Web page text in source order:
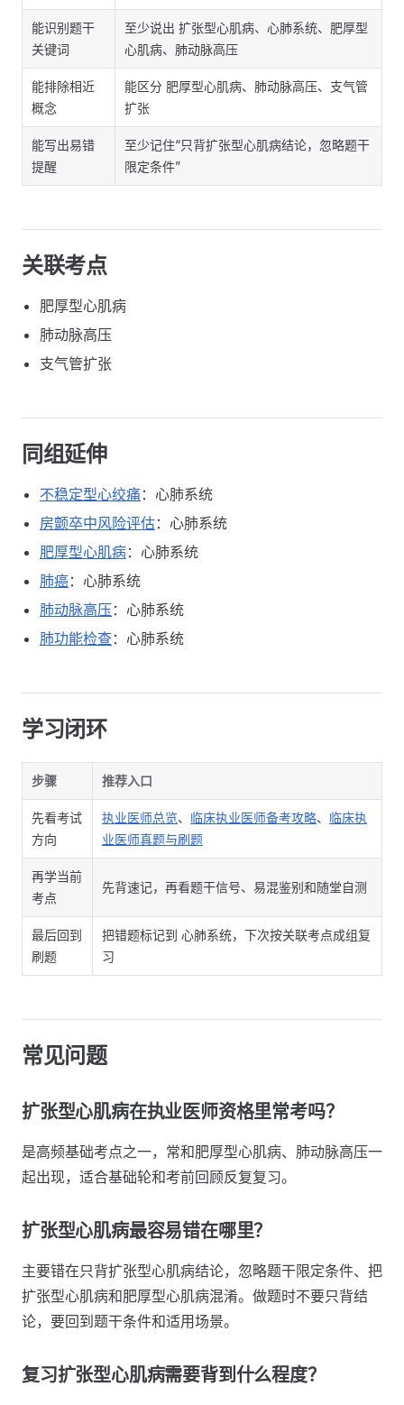
能识别题干
关键词
至少说出 扩张型心肌病、心肺系统、肥厚型
心肌病、肺动脉高压
能排除相近
概念
能区分 肥厚型心肌病、肺动脉高压、支气管
扩张
能写出易错
提醒
至少记住“只背扩张型心肌病结论，忽略题干
限定条件”
关联考点
肥厚型心肌病
肺动脉高压
支气管扩张
同组延伸
不稳定型心绞痛：心肺系统
房颤卒中风险评估：心肺系统
肥厚型心肌病：心肺系统
肺癌：心肺系统
肺动脉高压：心肺系统
肺功能检查：心肺系统
学习闭环
步骤 推荐入口
先看考试
方向
执业医师总览、 临床执业医师备考攻略、 临床执
业医师真题与刷题
再学当前
考点
先背速记，再看题干信号、易混鉴别和随堂自测
最后回到
刷题
把错题标记到 心肺系统，下次按关联考点成组复
习
常见问题
扩张型心肌病在执业医师资格里常考吗？
是高频基础考点之一，常和肥厚型心肌病、肺动脉高压一
起出现，适合基础轮和考前回顾反复复习。
扩张型心肌病最容易错在哪里？
主要错在只背扩张型心肌病结论，忽略题干限定条件、把
扩张型心肌病和肥厚型心肌病混淆。做题时不要只背结
论，要回到题干条件和适用场景。
复习扩张型心肌病需要背到什么程度？